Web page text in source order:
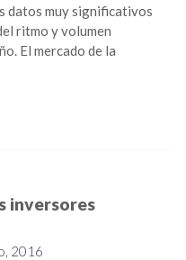
datos muy significativos
ritmo y volumen
El mercado de la
inversores
2016